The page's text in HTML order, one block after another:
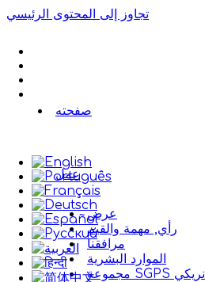
تجاوز إلى المحتوى الرئيسي
صفحته
عمل
عرض
رأي, مهمة والقيم
مرافقنا
الموارد البشرية
مجموعة SGPS أنريكي